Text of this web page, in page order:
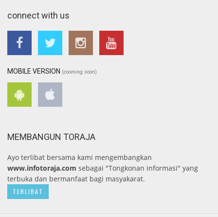
connect with us
MOBILE VERSION (cooming soon)
MEMBANGUN TORAJA
Ayo terlibat bersama kami mengembangkan
www.infotoraja.com sebagai "Tongkonan informasi" yang
terbuka dan bermanfaat bagi masyakarat.
TERLIBAT